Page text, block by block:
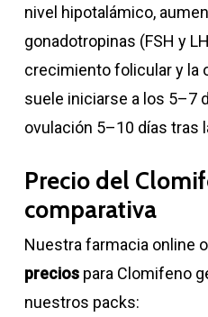
nivel hipotalámico,
gonadotropinas (FSH y
crecimiento folicular y la
suele iniciarse a los 5–7
ovulación 5–10 días tras
Precio del
comparativa
Nuestra farmacia online
preciospara Clomifeno
nuestros packs: